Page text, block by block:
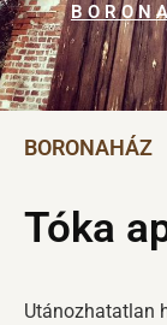
BORONAHÁZ
Tóka
Utánozhatatlan